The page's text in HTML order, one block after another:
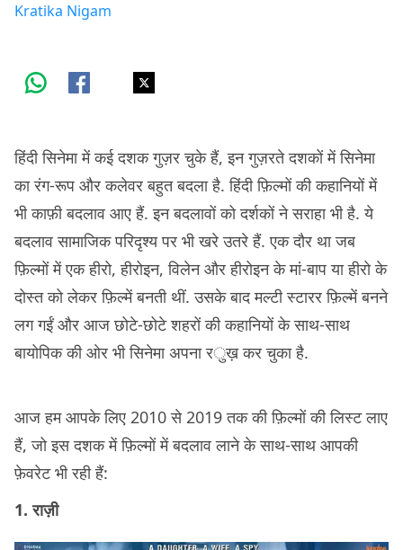
Kratika Nigam
हिंदी सिनेमा में कई दशक गुज़र चुके हैं, इन गुज़रते दशकों में सिनेमा
का रंग-रूप और कलेवर बहुत बदला है. हिंदी फ़िल्मों की कहानियों में
भी काफ़ी बदलाव आए हैं. इन बदलावों को दर्शकों ने सराहा भी है. ये
बदलाव सामाजिक परिदृश्य पर भी खरे उतरे हैं. एक दौर था जब
फ़िल्मों में एक हीरो, हीरोइन, विलेन और हीरोइन के मां-बाप या हीरो के
दोस्त को लेकर फ़िल्में बनती थीं. उसके बाद मल्टी स्टारर फ़िल्में बनने
लग गईं और आज छोटे-छोटे शहरों की कहानियों के साथ-साथ
बायोपिक की ओर भी सिनेमा अपना रुख़ कर चुका है.
आज हम आपके लिए 2010 से 2019 तक की फ़िल्मों की लिस्ट लाए
हैं, जो इस दशक में फ़िल्मों में बदलाव लाने के साथ-साथ आपकी
फ़ेवरेट भी रही हैं:
1. राज़ी